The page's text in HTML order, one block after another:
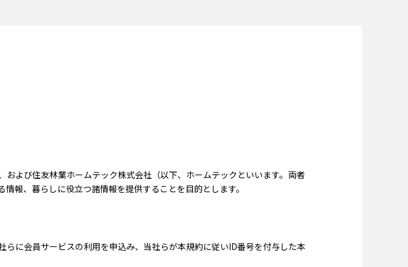
および住友林業ホームテック株式会社（以下、ホームテックといいます。両者
報、暮らしに役立つ諸情報を提供することを目的とします。
に会員サービスの利用を申込み、当社らが本規約に従いID番号を付与した本